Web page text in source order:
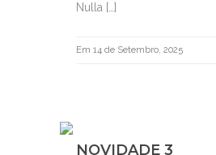
Nulla […]
Em 14 de Setembro, 2025
NOVIDADE 3